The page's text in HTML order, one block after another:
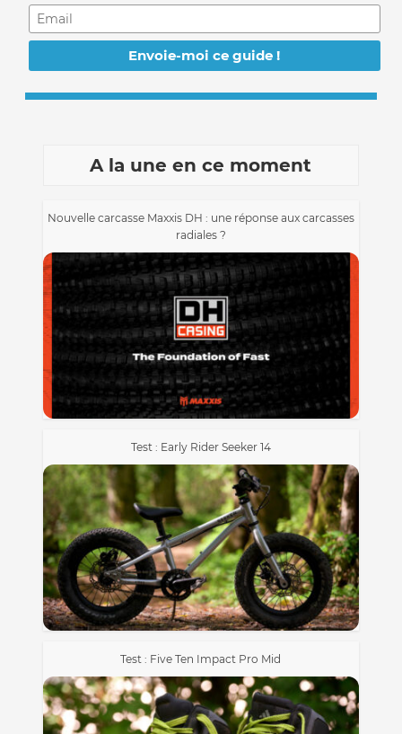
A la une en ce moment
Nouvelle carcasse Maxxis DH : une réponse aux carcasses
radiales ?
Test : Early Rider Seeker 14
Test : Five Ten Impact Pro Mid